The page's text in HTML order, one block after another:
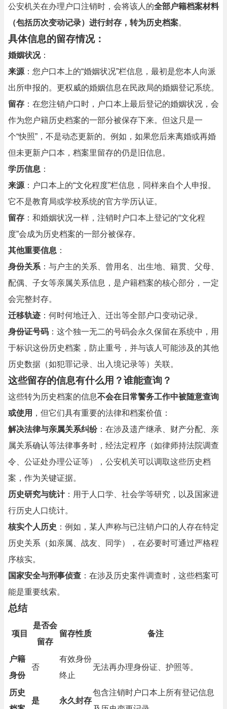
公安机关在办理户口注销时，会将该人的全部户籍档案材料
（包括历次变动记录）进行封存，转为历史档案。
具体信息的留存情况：
婚姻状况：
来源 ：您户口本上的“婚姻状况”栏信息，最初是您本人向派
出所申报的。更权威的婚姻信息在民政局的婚姻登记系统。
留存 ：在您注销户口时，户口本上最后登记的婚姻状况，会
作为您户籍历史档案的一部分被保存下来。但这只是一
个“快照”，不是动态更新的。例如，如果您后来离婚或再婚
但未更新户口本，档案里留存的仍是旧信息。
学历信息 ：
来源 ：户口本上的“文化程度”栏信息，同样来自个人申报。
它不是教育局或学校系统的官方学历认证。
留存 ：和婚姻状况一样，注销时户口本上登记的“文化程
度”会成为历史档案的一部分被保存。
其他重要信息 ：
身份关系 ：与户主的关系、曾用名、出生地、籍贯、父母、
配偶、子女等亲属关系信息，是户籍档案的核心部分，一定
会完整封存。
迁移轨迹 ：何时何地迁入、迁出等全部户口变动记录。
身份证号码 ：这个独一无二的号码会永久保留在系统中，用
于标识这份历史档案，防止重号，并与该人可能涉及的其他
历史数据（如犯罪记录、出入境记录等）关联。
这些留存的信息有什么用？谁能查询？
这些转为历史档案的信息不会在日常警务工作中被随意查询
或使用 ，但它们具有重要的法律和档案价值：
解决法律与亲属关系纠纷：在涉及遗产继承、财产分配、亲
属关系确认等法律事务时，经法定程序（如律师持法院调查
令、公证处办理公证等），公安机关可以调取这些历史档
案，作为关键证据。
历史研究与统计：用于人口学、社会学等研究，以及国家进
行历史人口统计。
核实个人历史 ：例如，某人声称与已注销户口的人存在特定
历史关系（如亲属、战友、同学），在必要时可通过严格程
序核实。
国家安全与刑事侦查 ：在涉及历史案件调查时，这些档案可
能是重要线索。
总结
项目
是否会
留存
留存性质 备注
户籍
身份
否
有效身份
终止
无法再办理身份证、护照等。
历史
是 永久封存
包含注销时户口本上所有登记信息